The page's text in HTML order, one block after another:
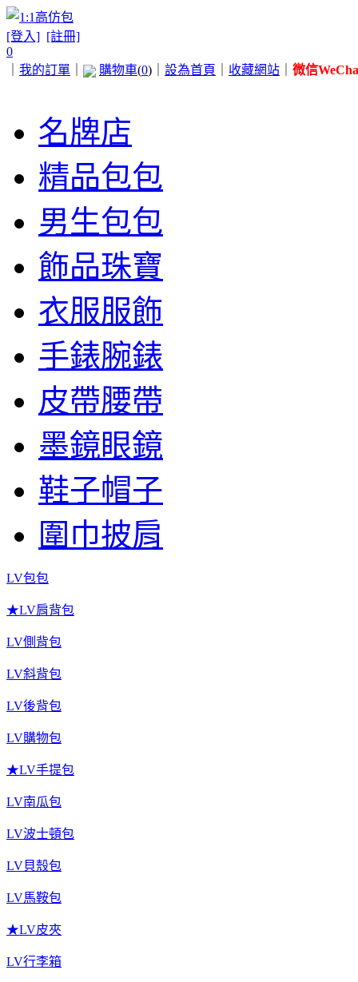
[登入] [註冊]
0
我的訂單 購物車(0) 設為首頁 收藏網站 微信
名牌店
精品包包
男生包包
飾品珠寶
衣服服飾
手錶腕錶
皮帶腰帶
墨鏡眼鏡
鞋子帽子
圍巾披肩
LV包包
★LV肩背包
LV側背包
LV斜背包
LV後背包
LV購物包
★LV手提包
LV南瓜包
LV波士頓包
LV貝殼包
LV馬鞍包
★LV皮夾
LV行李箱